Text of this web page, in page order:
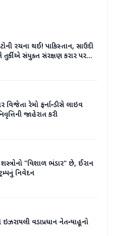
રચના થઈ! પાકિસ્તાન, સાઉદી
સંયુક્ત સંરક્ષણ કરાર પર
વિજેતા રેમો ફર્નાન્ડીસે લાઇવ
જાહેરાત કરી
"વિશાળ ભંડાર" છે, ઈરાન
નિવેદન
વડાપ્રધાન નેતન્યાહૂનો